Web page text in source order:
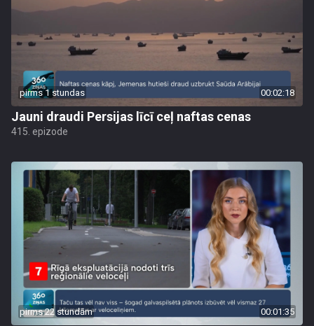
pirms 1 stundas 00:02:18
Jauni draudi Persijas līcī ceļ naftas cenas
415. epizode
pirms 22 stundām 00:01:35